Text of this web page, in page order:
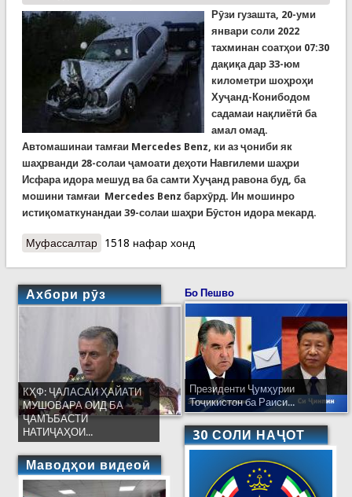
Рӯзи гузашта, 20-уми
январи соли 2022
тахминан соатҳои 07:30
дақиқа дар 33-юм
километри шоҳроҳи
Хуҷанд-Конибодом
садамаи нақлиётӣ ба
амал омад.
Автомашинаи тамғаи Mercedes Benz, ки аз ҷониби як
шаҳрванди 28-солаи ҷамоати деҳоти Навгилеми шаҳри
Исфара идора мешуд ва ба самти Хуҷанд равона буд, ба
мошини тамғаи Mercedes Benz бархӯрд. Ин мошинро
истиқоматкунандаи 39-солаи шаҳри Бӯстон идора мекард.
Муфассалтаро Ҳалокати се нафар дар як садамаи мошин дар
1518 нафар хонд
Ахбори рӯз
КҲФ: ҶАЛАСАИ ҲАЙАТИ
МУШОВАРА ОИД БА
ҶАМЪБАСТИ
НАТИҶАҲОИ...
Маводҳои видеоӣ
Бо Пешво
Президенти Ҷумҳурии
Тоҷикистон ба Раиси...
30 СОЛИ НАҶОТ